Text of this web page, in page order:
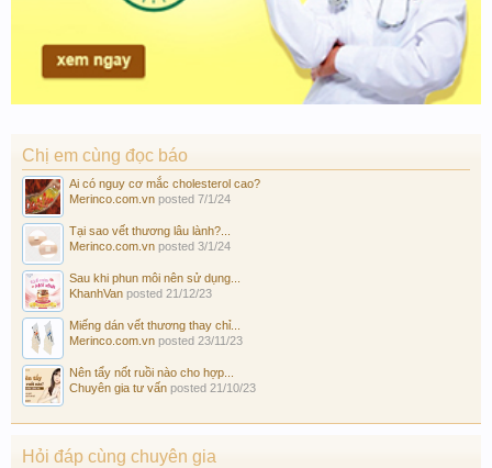
Chị em cùng đọc báo
Ai có nguy cơ mắc cholesterol cao?
Merinco.com.vn posted 7/1/24
Tại sao vết thương lâu lành?...
Merinco.com.vn posted 3/1/24
Sau khi phun môi nên sử dụng...
KhanhVan posted 21/12/23
Miếng dán vết thương thay chỉ...
Merinco.com.vn posted 23/11/23
Nên tẩy nốt ruồi nào cho hợp...
Chuyên gia tư vấn posted 21/10/23
Hỏi đáp cùng chuyên gia